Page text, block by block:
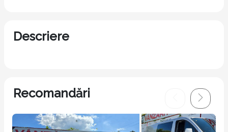
Descriere
Recomandări